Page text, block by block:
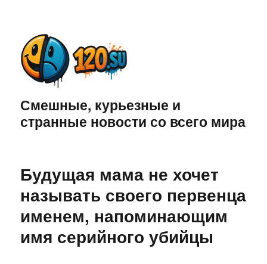
Смешные, курьезные и
странные новости со всего мира
Будущая мама не хочет
называть своего первенца
именем, напоминающим
имя серийного убийцы